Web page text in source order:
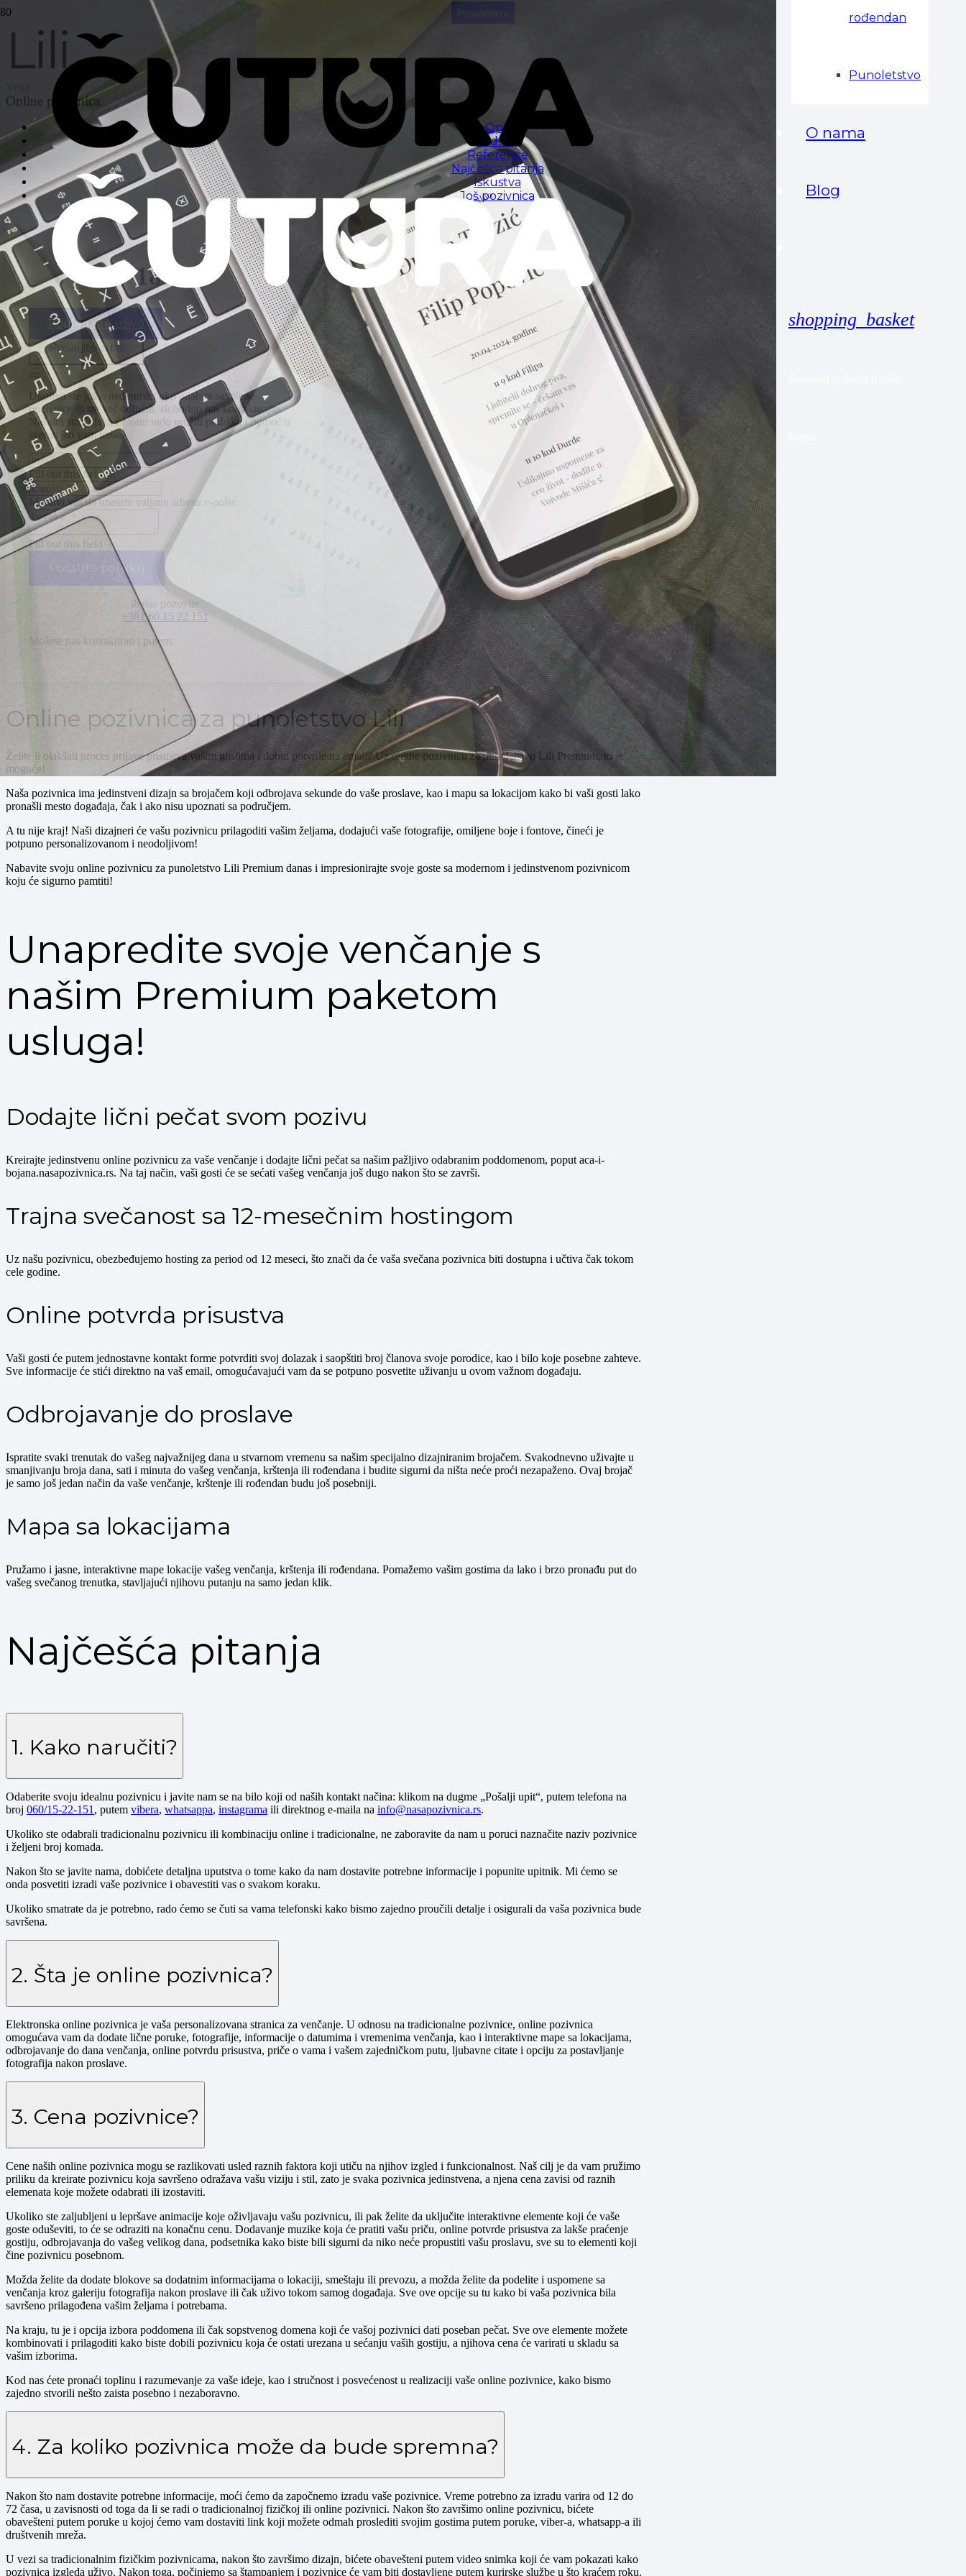
rođendan
Punoletstvo
O nama
Blog
shopping_basket
Lili
Online pozivnica
Opis
Sadržaj
Reference
Najčešća pitanja
Iskustva
Još pozivnica
187 €
Pogledajte uživo
Pošaljite upit
Ukoliko ste još u nedoumici oko odabira savršene
pozivnice ili ste već odlučili, slobodno nas kontaktirajte.
Naš tim stručnjaka će vam rado pružiti podršku i pomoć u
svemu što vam treba.
Fill out this field
Molimo vas da unesete valjanu adresu e-pošte.
Fill out this field
Pošaljite poruku
ili nas pozovite
+381 60 15 22 151
Možete nas kontaktirati i putem:
Online pozivnica za punoletstvo Lili
Želite li olakšati proces prijave prisustva vašim gostima i dobiti potvrde na email? Uz online pozivnicu za punoletstvo Lili Premium, to je
moguće!
Naša pozivnica ima jedinstveni dizajn sa brojačem koji odbrojava sekunde do vaše proslave, kao i mapu sa lokacijom kako bi vaši gosti lako
pronašli mesto događaja, čak i ako nisu upoznati sa područjem.
A tu nije kraj! Naši dizajneri će vašu pozivnicu prilagoditi vašim željama, dodajući vaše fotografije, omiljene boje i fontove, čineći je
potpuno personalizovanom i neodoljivom!
Nabavite svoju online pozivnicu za punoletstvo Lili Premium danas i impresionirajte svoje goste sa modernom i jedinstvenom pozivnicom
koju će sigurno pamtiti!
Unapredite svoje venčanje s
našim Premium paketom
usluga!
Dodajte lični pečat svom pozivu
Kreirajte jedinstvenu online pozivnicu za vaše venčanje i dodajte lični pečat sa našim pažljivo odabranim poddomenom, poput aca-i-
bojana.nasapozivnica.rs. Na taj način, vaši gosti će se sećati vašeg venčanja još dugo nakon što se završi.
Trajna svečanost sa 12-mesečnim hostingom
Uz našu pozivnicu, obezbeđujemo hosting za period od 12 meseci, što znači da će vaša svečana pozivnica biti dostupna i učtiva čak tokom
cele godine.
Online potvrda prisustva
Vaši gosti će putem jednostavne kontakt forme potvrditi svoj dolazak i saopštiti broj članova svoje porodice, kao i bilo koje posebne zahteve.
Sve informacije će stići direktno na vaš email, omogućavajući vam da se potpuno posvetite uživanju u ovom važnom događaju.
Odbrojavanje do proslave
Ispratite svaki trenutak do vašeg najvažnijeg dana u stvarnom vremenu sa našim specijalno dizajniranim brojačem. Svakodnevno uživajte u
smanjivanju broja dana, sati i minuta do vašeg venčanja, krštenja ili rođendana i budite sigurni da ništa neće proći nezapaženo. Ovaj brojač
je samo još jedan način da vaše venčanje, krštenje ili rođendan budu još posebniji.
Mapa sa lokacijama
Pružamo i jasne, interaktivne mape lokacije vašeg venčanja, krštenja ili rođendana. Pomažemo vašim gostima da lako i brzo pronađu put do
vašeg svečanog trenutka, stavljajući njihovu putanju na samo jedan klik.
Najčešća pitanja
1. Kako naručiti?
Odaberite svoju idealnu pozivnicu i javite nam se na bilo koji od naših kontakt načina: klikom na dugme „Pošalji upit“, putem telefona na
broj 060/15-22-151 , putem vibera, whatsappa, instagrama ili direktnog e-maila na info@nasapozivnica.rs.
Ukoliko ste odabrali tradicionalnu pozivnicu ili kombinaciju online i tradicionalne, ne zaboravite da nam u poruci naznačite naziv pozivnice
i željeni broj komada.
Nakon što se javite nama, dobićete detaljna uputstva o tome kako da nam dostavite potrebne informacije i popunite upitnik. Mi ćemo se
onda posvetiti izradi vaše pozivnice i obavestiti vas o svakom koraku.
Ukoliko smatrate da je potrebno, rado ćemo se čuti sa vama telefonski kako bismo zajedno proučili detalje i osigurali da vaša pozivnica bude
savršena.
2. Šta je online pozivnica?
Elektronska online pozivnica je vaša personalizovana stranica za venčanje. U odnosu na tradicionalne pozivnice, online pozivnica
omogućava vam da dodate lične poruke, fotografije, informacije o datumima i vremenima venčanja, kao i interaktivne mape sa lokacijama,
odbrojavanje do dana venčanja, online potvrdu prisustva, priče o vama i vašem zajedničkom putu, ljubavne citate i opciju za postavljanje
fotografija nakon proslave.
3. Cena pozivnice?
Cene naših online pozivnica mogu se razlikovati usled raznih faktora koji utiču na njihov izgled i funkcionalnost. Naš cilj je da vam pružimo
priliku da kreirate pozivnicu koja savršeno odražava vašu viziju i stil, zato je svaka pozivnica jedinstvena, a njena cena zavisi od raznih
elemenata koje možete odabrati ili izostaviti.
Ukoliko ste zaljubljeni u lepršave animacije koje oživljavaju vašu pozivnicu, ili pak želite da uključite interaktivne elemente koji će vaše
goste oduševiti, to će se odraziti na konačnu cenu. Dodavanje muzike koja će pratiti vašu priču, online potvrde prisustva za lakše praćenje
gostiju, odbrojavanja do vašeg velikog dana, podsetnika kako biste bili sigurni da niko neće propustiti vašu proslavu, sve su to elementi koji
čine pozivnicu posebnom.
Možda želite da dodate blokove sa dodatnim informacijama o lokaciji, smeštaju ili prevozu, a možda želite da podelite i uspomene sa
venčanja kroz galeriju fotografija nakon proslave ili čak uživo tokom samog događaja. Sve ove opcije su tu kako bi vaša pozivnica bila
savršeno prilagođena vašim željama i potrebama.
Na kraju, tu je i opcija izbora poddomena ili čak sopstvenog domena koji će vašoj pozivnici dati poseban pečat. Sve ove elemente možete
kombinovati i prilagoditi kako biste dobili pozivnicu koja će ostati urezana u sećanju vaših gostiju, a njihova cena će varirati u skladu sa
vašim izborima.
Kod nas ćete pronaći toplinu i razumevanje za vaše ideje, kao i stručnost i posvećenost u realizaciji vaše online pozivnice, kako bismo
zajedno stvorili nešto zaista posebno i nezaboravno.
4. Za koliko pozivnica može da bude spremna?
Nakon što nam dostavite potrebne informacije, moći ćemo da započnemo izradu vaše pozivnice. Vreme potrebno za izradu varira od 12 do
72 časa, u zavisnosti od toga da li se radi o tradicionalnoj fizičkoj ili online pozivnici. Nakon što završimo online pozivnicu, bićete
obavešteni putem poruke u kojoj ćemo vam dostaviti link koji možete odmah proslediti svojim gostima putem poruke, viber-a, whatsapp-a ili
društvenih mreža.
U vezi sa tradicionalnim fizičkim pozivnicama, nakon što završimo dizajn, bićete obavešteni putem video snimka koji će vam pokazati kako
pozivnica izgleda uživo. Nakon toga, počinjemo sa štampanjem i pozivnice će vam biti dostavljene putem kurirske službe u što kraćem roku.